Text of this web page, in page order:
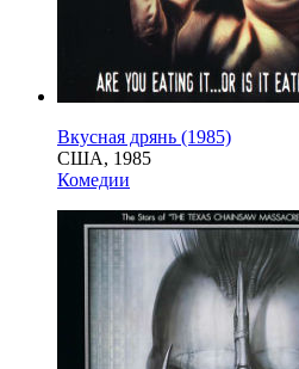
Вкусная дрянь (1985)
США, 1985
Комедии